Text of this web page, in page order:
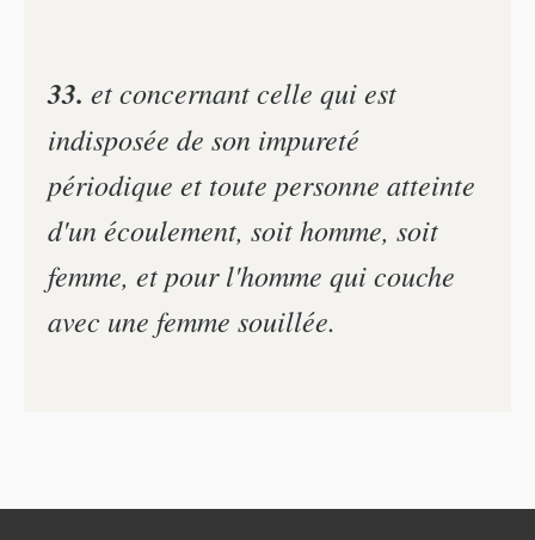
33. et concernant celle qui est
indisposée de son impureté
périodique et toute personne atteinte
d'un écoulement, soit homme, soit
femme, et pour l'homme qui couche
avec une femme souillée.